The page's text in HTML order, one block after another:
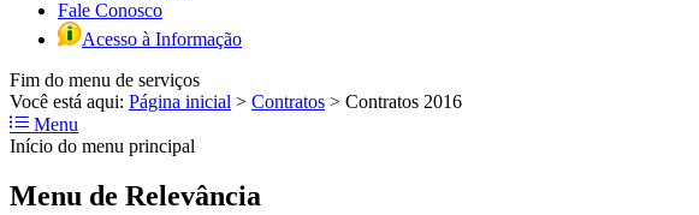
Fale Conosco
Acesso à Informação
Fim do menu de serviços
Você está aqui: Página inicial > Contratos > Contratos 2016
Menu
Início do menu principal
Menu de Relevância